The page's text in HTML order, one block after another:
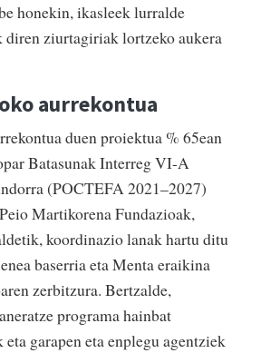
honekin, ikasleek lurralde
diren ziurtagiriak lortzeko aukera
aurrekontua
duen proiektua % 65ean
Batasunak Interreg VI-A
(POCTEFA 2021–2027)
Martikorena Fundazioak,
koordinazio lanak hartu ditu
baserria eta Menta eraikina
zerbitzura. Bertzalde,
programa hainbat
garapen eta enplegu agentziek